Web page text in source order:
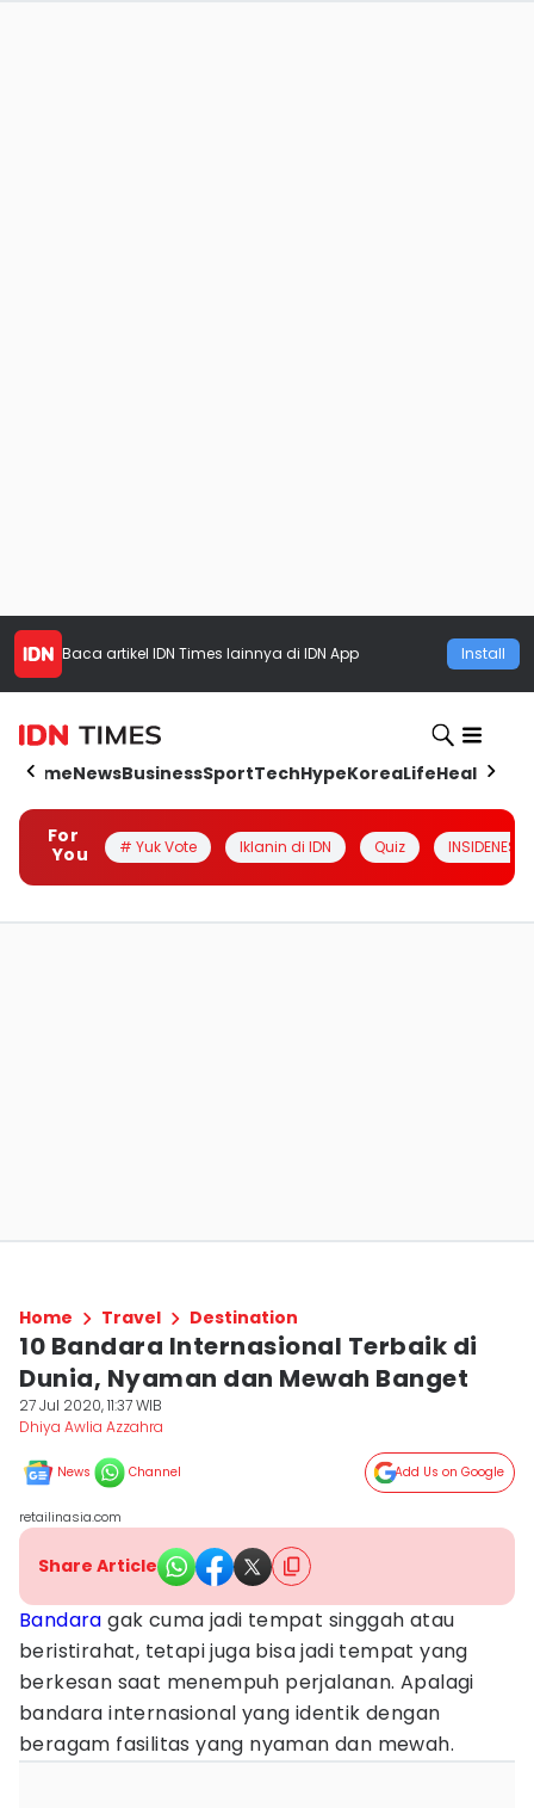
Baca artikel IDN Times lainnya di IDN App Install
HomeNewsBusinessSportTechHypeKoreaLifeHealth
For
You
# Yuk Vote Iklanin di IDN Quiz INSIDENESIA
Home Travel Destination
10 Bandara Internasional Terbaik di
Dunia, Nyaman dan Mewah Banget
27 Jul 2020, 11:37 WIB
Dhiya Awlia Azzahra
News Channel Add Us on Google
retailinasia.com
Share Article
Bandara gak cuma jadi tempat singgah atau
beristirahat, tetapi juga bisa jadi tempat yang
berkesan saat menempuh perjalanan. Apalagi
bandara internasional yang identik dengan
beragam fasilitas yang nyaman dan mewah.